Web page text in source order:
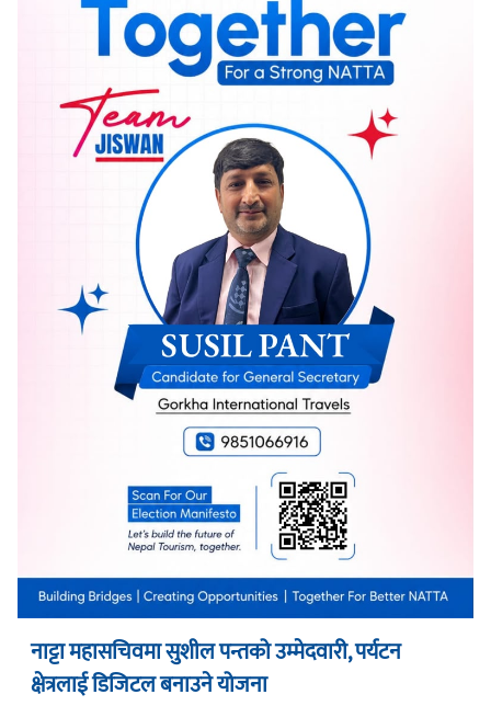
नाट्टा महासचिवमा सुशील पन्तको उम्मेदवारी, पर्यटन
क्षेत्रलाई डिजिटल बनाउने योजना